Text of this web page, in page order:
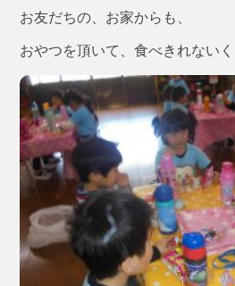
お友だちの、お家からも、
おやつを頂いて、食べきれない